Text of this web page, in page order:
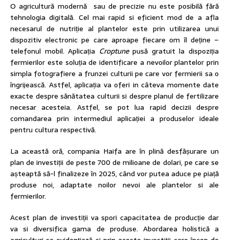
O agricultură modernă sau de precizie nu este posibilă fără
tehnologia digitală. Cel mai rapid si eficient mod de a afla
necesarul de nutriție al plantelor este prin utilizarea unui
dispozitiv electronic pe care aproape fiecare om îl deține –
telefonul mobil. Aplicația Croptunepusă gratuit la dispoziția
fermierilor este soluția de identificare a nevoilor plantelor prin
simpla fotografiere a frunzei culturii pe care vor fermierii sa o
îngrijească. Astfel, aplicația va oferi in câteva momente date
exacte despre sănătatea culturii si despre planul de fertilizare
necesar acesteia. Astfel, se pot lua rapid decizii despre
comandarea prin intermediul aplicației a produselor ideale
pentru cultura respectivă.
La această oră, compania Haifa are în plină desfășurare un
plan de investiții de peste 700 de milioane de dolari, pe care se
așteaptă să-l finalizeze în 2025, când vor putea aduce pe piață
produse noi, adaptate noilor nevoi ale plantelor si ale
fermierilor.
Acest plan de investiții va spori capacitatea de producție dar
va si diversifica gama de produse. Abordarea holistică a